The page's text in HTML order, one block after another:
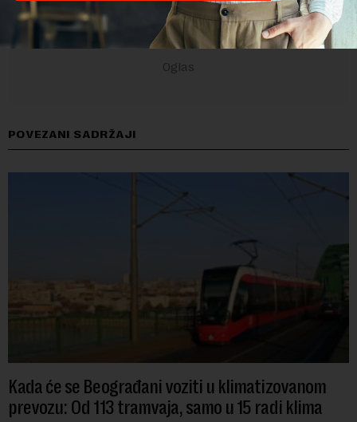
POVEZANI SADRŽAJI
Kada će se Beograđani voziti u klimatizovanom
prevozu: Od 113 tramvaja, samo u 15 radi klima